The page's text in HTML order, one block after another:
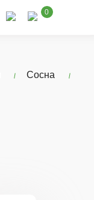
0
Сосна